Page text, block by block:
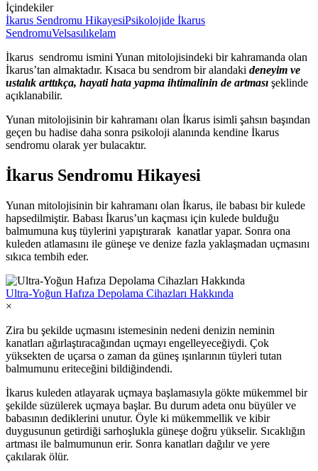
İçindekiler
İkarus Sendromu HikayesiPsikolojide İkarus
SendromuVelsasılıkelam
İkarus sendromu ismini Yunan mitolojisindeki bir kahramanda olan
İkarus’tan almaktadır. Kısaca bu sendrom bir alandaki deneyim ve
ustalık arttıkça, hayati hata yapma ihtimalinin de artması şeklinde
açıklanabilir.
Yunan mitolojisinin bir kahramanı olan İkarus isimli şahsın başından
geçen bu hadise daha sonra psikoloji alanında kendine İkarus
sendromu olarak yer bulacaktır.
İkarus Sendromu Hikayesi
Yunan mitolojisinin bir kahramanı olan İkarus, ile babası bir kulede
hapsedilmiştir. Babası İkarus’un kaçması için kulede bulduğu
balmumuna kuş tüylerini yapıştırarak kanatlar yapar. Sonra ona
kuleden atlamasını ile güneşe ve denize fazla yaklaşmadan uçmasını
sıkıca tembih eder.
Ultra-Yoğun Hafıza Depolama Cihazları Hakkında
×
Zira bu şekilde uçmasını istemesinin nedeni denizin neminin
kanatları ağırlaştıracağından uçmayı engelleyeceğiydi. Çok
yüksekten de uçarsa o zaman da güneş ışınlarının tüyleri tutan
balmumunu eriteceğini bildiğindendi.
İkarus kuleden atlayarak uçmaya başlamasıyla gökte mükemmel bir
şekilde süzülerek uçmaya başlar. Bu durum adeta onu büyüler ve
babasının dediklerini unutur. Öyle ki mükemmellik ve kibir
duygusunun getirdiği sarhoşlukla güneşe doğru yükselir. Sıcaklığın
artması ile balmumunun erir. Sonra kanatları dağılır ve yere
çakılarak ölür.